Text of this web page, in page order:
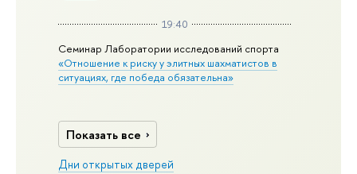
19:40
Семинар Лаборатории исследований спорта
«Отношение к риску у элитных шахматистов в
ситуациях, где победа обязательна»
Показать все
Дни открытых дверей